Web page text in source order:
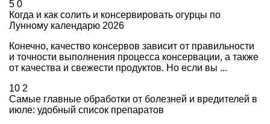
5 0
Когда и как солить и консервировать огурцы по
Лунному календарю 2026
Конечно, качество консервов зависит от правильности
и точности выполнения процесса консервации, а также
от качества и свежести продуктов. Но если вы ...
10 2
Самые главные обработки от болезней и вредителей в
июле: удобный список препаратов